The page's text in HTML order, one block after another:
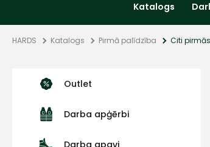
Katalogs
HARDS Katalogs Pirmā palīdzība Citi
Outlet
Darba apģērbi
Darba apavi